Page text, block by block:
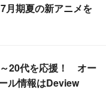
月期夏の新アニメを
20代を応援！ オー
ル情報はDeview